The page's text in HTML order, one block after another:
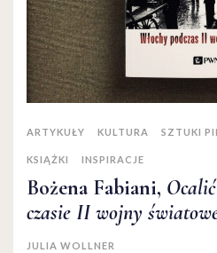
ARTYKUŁY KULTURA SZTUKI
KSIĄŻKI INSPIRACJE
Bożena Fabiani,
czasie II wojny
JULIA WOLLNER